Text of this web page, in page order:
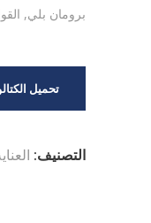
برومان بلي,
تحميل
التصنيف: